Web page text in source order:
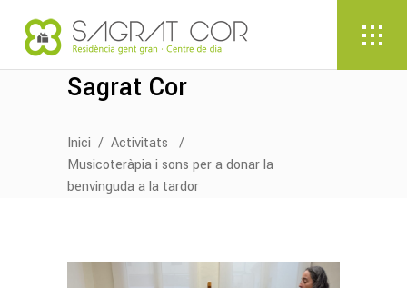
Sagrat Cor
Inici / Activitats
/
Musicoteràpia i sons per a donar la
benvinguda a la tardor